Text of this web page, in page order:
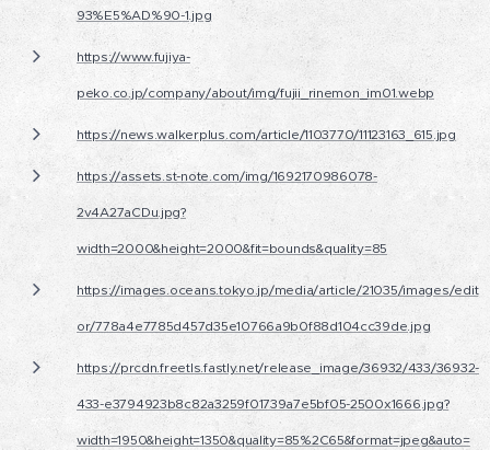
93%E5%AD%90-1.jpg
https://www.fujiya-
peko.co.jp/company/about/img/fujii_rinemon_im01.webp
https://news.walkerplus.com/article/1103770/11123163_615.jpg
https://assets.st-note.com/img/1692170986078-
2v4A27aCDu.jpg?
width=2000&height=2000&fit=bounds&quality=85
https://images.oceans.tokyo.jp/media/article/21035/images/edit
or/778a4e7785d457d35e10766a9b0f88d104cc39de.jpg
https://prcdn.freetls.fastly.net/release_image/36932/433/36932-
433-e3794923b8c82a3259f01739a7e5bf05-2500x1666.jpg?
width=1950&height=1350&quality=85%2C65&format=jpeg&auto=